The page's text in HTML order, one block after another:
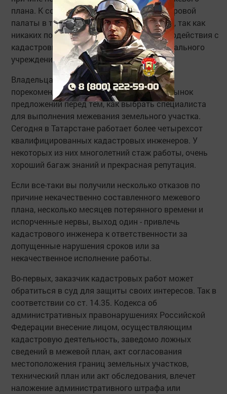
плана. К сожалению, специалисты кадастровой
палаты в такой ситуации помочь не могут, так как
никаких полномочий относительно взаимодействия с
кадастровыми инженерами у этого федерального
учреждения нет.
Владельцам земельных участков можно
порекомендовать: внимательно изучить рынок
предложений перед тем, как выбрать специалиста
для выполнения межевания земельного участка.
Сегодня в Татарстане работает более четырехсот
квалифицированных кадастровых инженеров. У
некоторых из них многолетний стаж работы, очень
хороший багаж знаний и прекрасная репутация.
Если все-таки вы получили несколько отказов по
причине некачественно составленного межевого
плана, несколько месяцев потерянного времени и
испорченные нервы, выход один - привлечь
кадастрового инженера к ответственности за
допущенные нарушения сроков или за
некачественное исполнение работы.
Во-первых, заказчик кадастровых работ может
обратиться в суд для защиты своих интересов. Так в
соответствии со ст. 14.35. Кодекса об
административных правонарушениях Российской
Федерации внесение лицом, осуществляющим
кадастровую деятельность, заведомо ложных
сведений в межевой план, акт согласования
местоположения границ земельных участков,
технический план или акт обследования, влечет
наложение административного штрафа или